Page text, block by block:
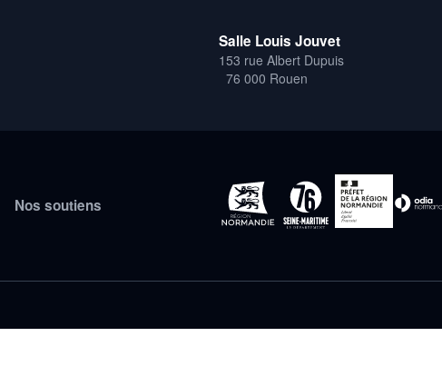
Salle Louis Jouvet
153 rue Albert Dupuis
76 000 Rouen
Nos soutiens